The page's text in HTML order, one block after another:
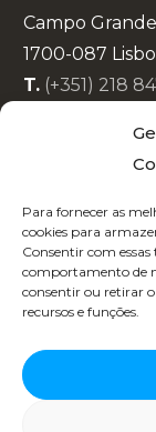
Para fornecer as
cookies para
Consentir com
comportamento de
consentir ou retirar
recursos e funções.
Campo Grande
1700-087
T. (+351) 218
Política de
Código de
Recrutamento